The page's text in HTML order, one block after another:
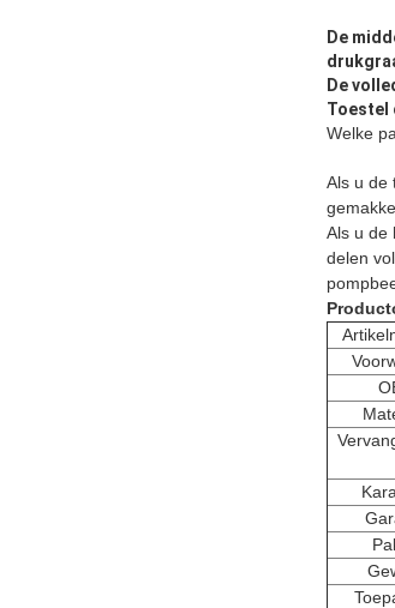
De
De
Toestel
Welke
Als u de
Als u de
delen